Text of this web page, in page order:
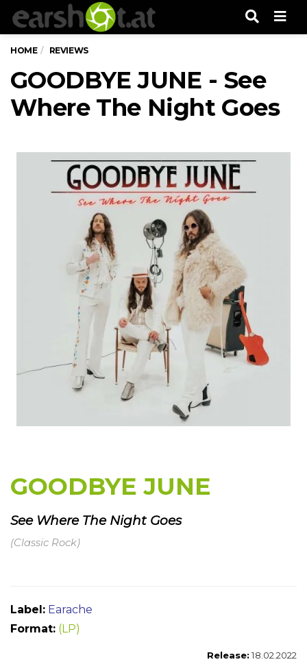
HOME REVIEWS
GOODBYE JUNE - See
Where The Night Goes
GOODBYE JUNE
See Where The Night Goes
(Classic Rock)
Label: Earache
Format: (LP)
Release:18.02.2022